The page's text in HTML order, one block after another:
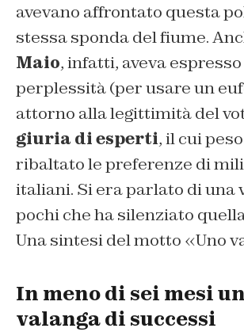
avevano affrontato questa
stessa sponda del fiume.
Maio, infatti, aveva
perplessità (per usare un
attorno alla legittimità del
giuria di esperti, il cui
ribaltato le preferenze di
italiani. Si era parlato di una
pochi che ha silenziato
Una sintesi del motto «Uno
In meno di sei mesi
valanga di successi